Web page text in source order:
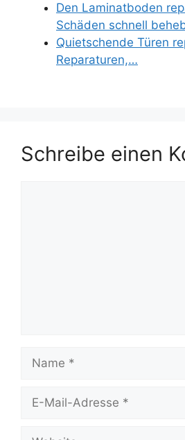
Den Laminatboden
Schäden schnell
Quietschende Türen
Reparaturen,…
Schreibe einen
Mail-